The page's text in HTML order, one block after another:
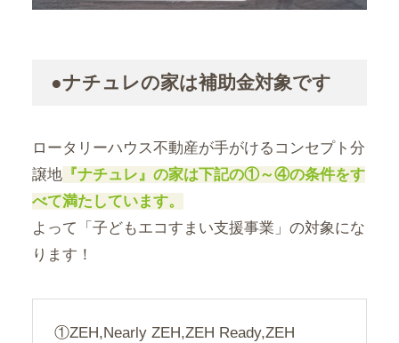
●ナチュレの家は補助金対象です
ロータリーハウス不動産が手がけるコンセプト分
譲地『ナチュレ』の家は下記の①～④の条件をす
べて満たしています。
よって「子どもエコすまい支援事業」の対象にな
ります！
①ZEH,Nearly ZEH,ZEH Ready,ZEH